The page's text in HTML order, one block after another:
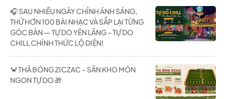
🎧 SAU NHIỀU NGÀY CHỈNH ÁNH SÁNG,
THỬ HƠN 100 BÀI NHẠC VÀ SẮP LẠI TỪNG
GÓC BÀN — TỰ DO YÊN LÃNG – TỰ DO
CHILL CHÍNH THỨC LỘ DIỆN!
🦀 THẢ BÓNG ZICZAC – SĂN KHO MÓN
NGON TỰ DO 🎁